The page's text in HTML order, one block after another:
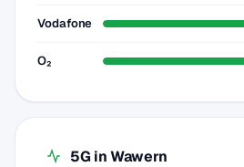
Vodafone
O₂
5G in Wawern